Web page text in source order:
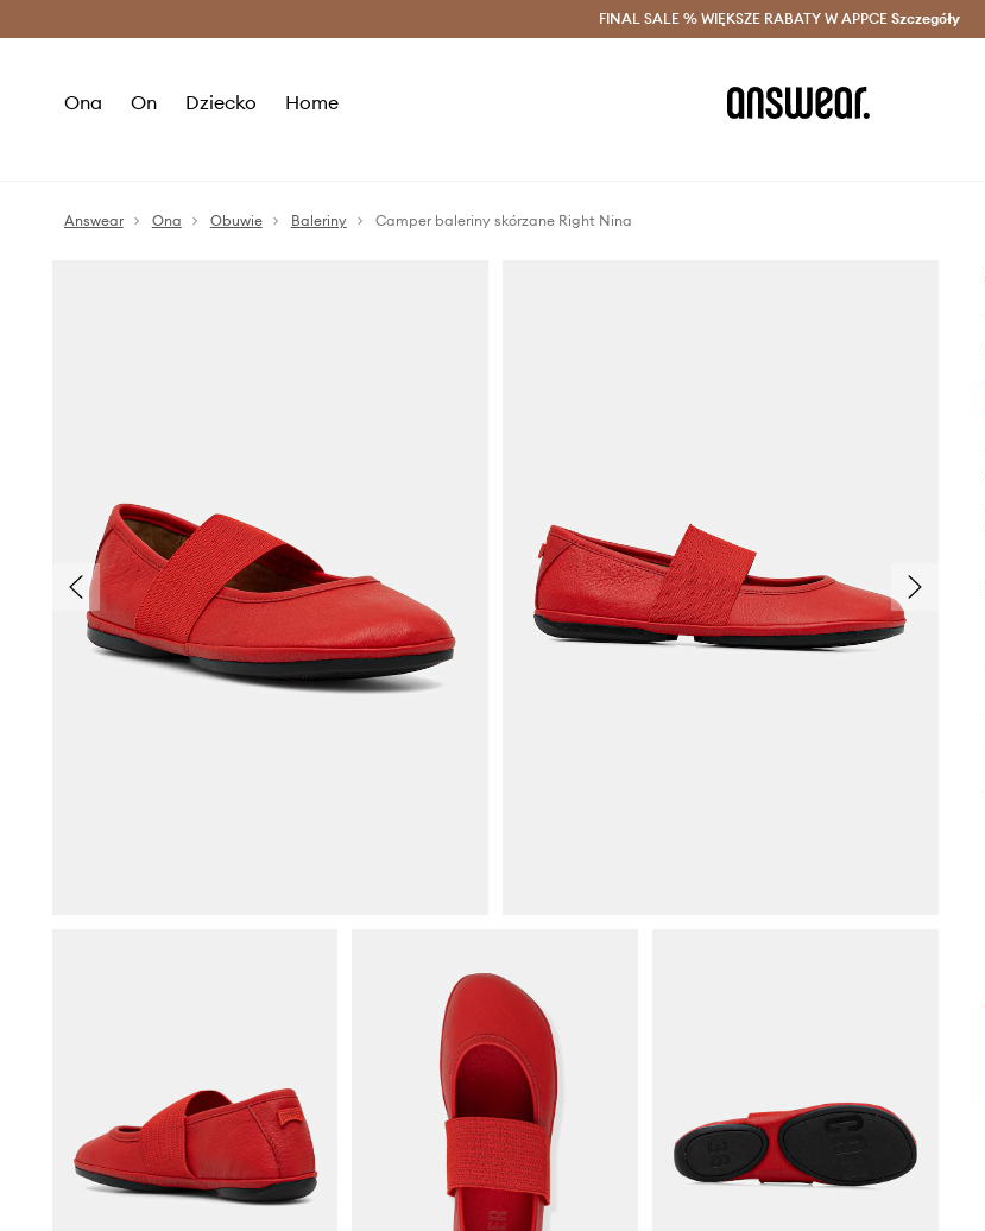
Oszczędzaj z Answear Club > Dostawa nawet w 24h >
FINAL SALE % WIĘKSZE RABATY W APPCE Szczegóły
Ona On Dziecko Home
Answear Ona Obuwie Baleriny Camper baleriny skórzane Right Nina